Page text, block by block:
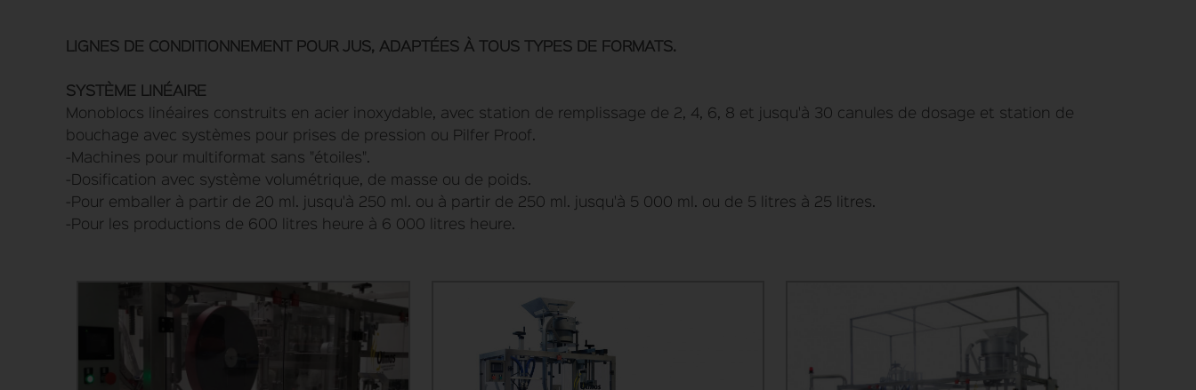
LIGNES DE CONDITIONNEMENT POUR JUS, ADAPTÉES À TOUS TYPES DE FORMATS.
SYSTÈME LINÉAIRE
Monoblocs linéaires construits en acier inoxydable, avec station de remplissage de 2, 4, 6, 8 et jusqu'à 30 canules de dosage et station de
bouchage avec systèmes pour prises de pression ou Pilfer Proof.
-Machines pour multiformat sans "étoiles".
-Dosification avec système volumétrique, de masse ou de poids.
-Pour emballer à partir de 20 ml. jusqu'à 250 ml. ou à partir de 250 ml. jusqu'à 5 000 ml. ou de 5 litres à 25 litres.
-Pour les productions de 600 litres heure à 6 000 litres heure.